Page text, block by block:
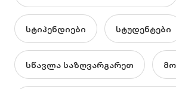
სტიპენდიები სტუდენტები
სწავლა საზღვარგარეთ